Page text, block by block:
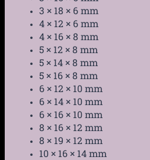
3 × 18 × 6 mm
4 × 12 × 6 mm
4 × 16 × 8 mm
5 × 12 × 8 mm
5 × 14 × 8 mm
5 × 16 × 8 mm
6 × 12 × 10 mm
6 × 14 × 10 mm
6 × 16 × 10 mm
8 × 16 × 12 mm
8 × 19 × 12 mm
10 × 16 × 14 mm